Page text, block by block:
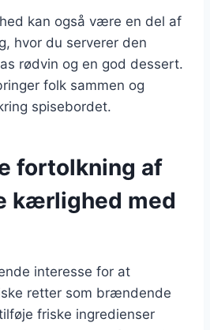
kan også være en del af
hvor du serverer den
rødvin og en god dessert.
folk sammen og
spisebordet.
fortolkning af
kærlighed med
interesse for at
retter som brændende
friske ingredienser